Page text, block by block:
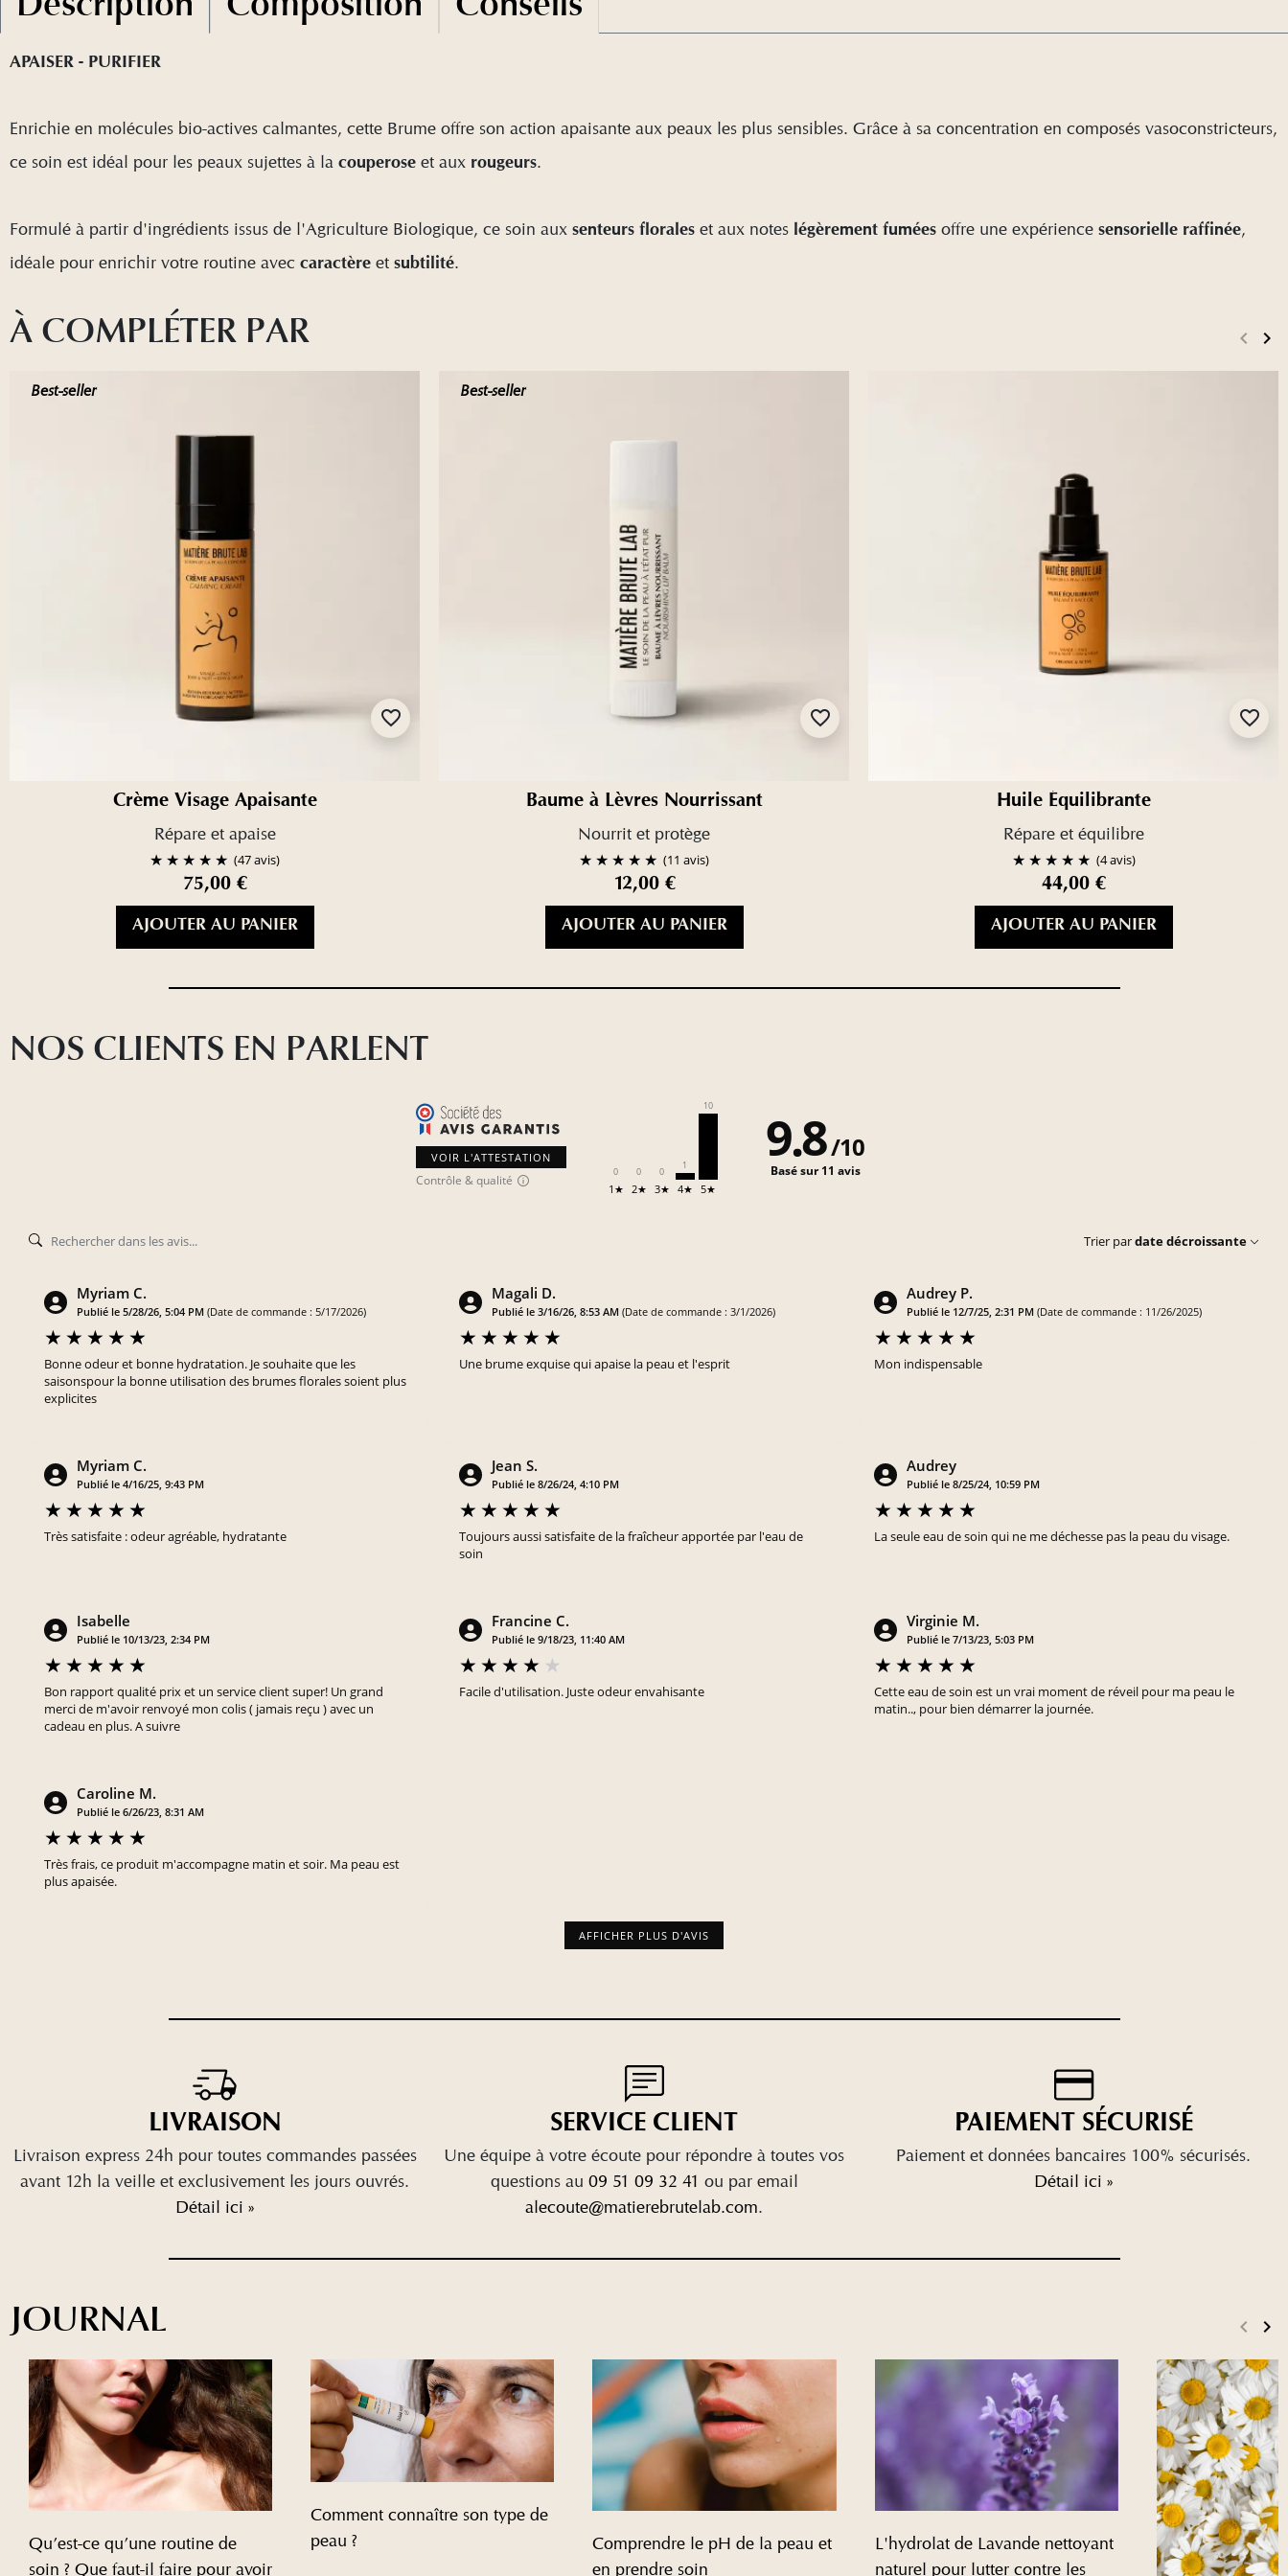
APAISER - PURIFIER
Enrichie en molécules bio-actives calmantes, cette Brume offre son action apaisante aux peaux les plus sensibles. Grâce à sa concentration en composés vasoconstricteurs,
ce soin est idéal pour les peaux sujettes à la couperose et aux rougeurs.
Formulé à partir d'ingrédients issus de l'Agriculture Biologique, ce soin aux senteurs florales et aux notes légèrement fumées offre une expérience sensorielle raffinée,
idéale pour enrichir votre routine avec caractère et subtilité.
À COMPLÉTER PAR keyboard_arrow_left keyboard_arrow_right
Best-seller
favorite_border
Crème Visage Apaisante
Répare et apaise
(47 avis)
75,00 €
AJOUTER AU PANIER
Best-seller
favorite_border
Baume à Lèvres Nourrissant
Nourrit et protège
(11 avis)
12,00 €
AJOUTER AU PANIER
favorite_border
Huile Équilibrante
Répare et équilibre
(4 avis)
44,00 €
AJOUTER AU PANIER
NOS CLIENTS EN PARLENT
VOIR L'ATTESTATION
Contrôle & qualité
0
1★
0
2★
0
3★
1
4★
10
5★
9.8/10
Basé sur 11 avis
Trier pardate décroissante
Myriam C.
Publié le 5/28/26, 5:04 PM (Date de commande : 5/17/2026)
Bonne odeur et bonne hydratation. Je souhaite que les
saisonspour la bonne utilisation des brumes florales soient plus
explicites
Magali D.
Publié le 3/16/26, 8:53 AM (Date de commande : 3/1/2026)
Une brume exquise qui apaise la peau et l'esprit
Audrey P.
Publié le 12/7/25, 2:31 PM (Date de commande : 11/26/2025)
Mon indispensable
Myriam C.
Publié le 4/16/25, 9:43 PM
Très satisfaite : odeur agréable, hydratante
Jean S.
Publié le 8/26/24, 4:10 PM
Toujours aussi satisfaite de la fraîcheur apportée par l'eau de
soin
Audrey
Publié le 8/25/24, 10:59 PM
La seule eau de soin qui ne me déchesse pas la peau du visage.
Isabelle
Publié le 10/13/23, 2:34 PM
Bon rapport qualité prix et un service client super! Un grand
merci de m'avoir renvoyé mon colis ( jamais reçu ) avec un
cadeau en plus. A suivre
Francine C.
Publié le 9/18/23, 11:40 AM
Facile d'utilisation. Juste odeur envahisante
Virginie M.
Publié le 7/13/23, 5:03 PM
Cette eau de soin est un vrai moment de réveil pour ma peau le
matin.., pour bien démarrer la journée.
Caroline M.
Publié le 6/26/23, 8:31 AM
Très frais, ce produit m'accompagne matin et soir. Ma peau est
plus apaisée.
AFFICHER PLUS D'AVIS
LIVRAISON
Livraison express 24h pour toutes commandes passées
avant 12h la veille et exclusivement les jours ouvrés.
Détail ici »
SERVICE CLIENT
Une équipe à votre écoute pour répondre à toutes vos
questions au 09 51 09 32 41 ou par email
alecoute@matierebrutelab.com.
PAIEMENT SÉCURISÉ
Paiement et données bancaires 100% sécurisés.
Détail ici »
JOURNAL keyboard_arrow_left keyboard_arrow_right
Qu’est-ce qu’une routine de
soin ? Que faut-il faire pour avoir
Comment connaître son type de
peau ?
Comprendre le pH de la peau et
en prendre soin
L'hydrolat de Lavande nettoyant
naturel pour lutter contre les